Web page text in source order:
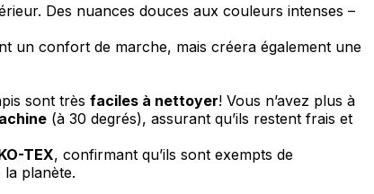
Des nuances douces aux couleurs intenses –
un confort de marche, mais créera également une
sont très faciles à nettoyer! Vous n’avez plus à
(à 30 degrés), assurant qu’ils restent frais et
TEX, confirmant qu’ils sont exempts de
planète.
eux. Ces cookies
du site,